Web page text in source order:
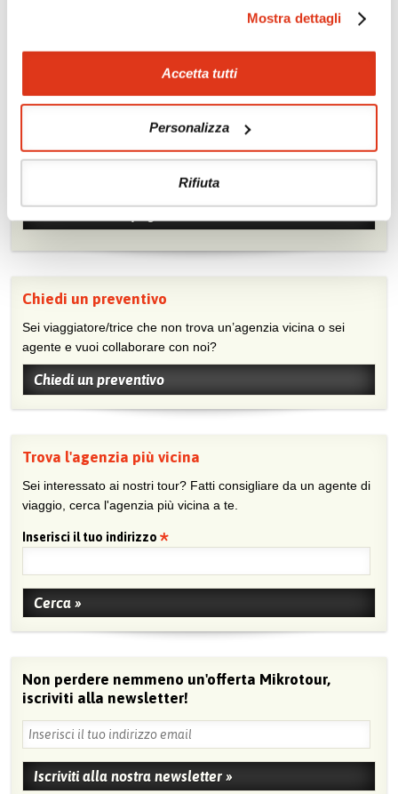
Mostra dettagli
Accetta tutti
Personalizza
Rifiuta
Mostraci le tue foto su Facebook
Condividi con gli altri viaggiatori le tue esperienze e scambia
consigli e suggerimenti sulle tue località preferite.
Chiedi un preventivo
Sei viaggiatore/trice che non trova un’agenzia vicina o sei
agente e vuoi collaborare con noi?
Chiedi un preventivo
Trova l'agenzia più vicina
Sei interessato ai nostri tour? Fatti consigliare da un agente di
viaggio, cerca l'agenzia più vicina a te.
Inserisci il tuo indirizzo
Non perdere nemmeno un'offerta Mikrotour,
iscriviti alla newsletter!